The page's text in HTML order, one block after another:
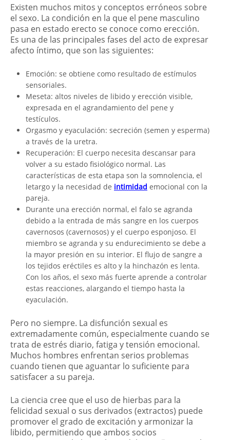
Existen muchos mitos y conceptos erróneos sobre
el sexo. La condición en la que el pene masculino
pasa en estado erecto se conoce como erección.
Es una de las principales fases del acto de expresar
afecto íntimo, que son las siguientes:
Emoción: se obtiene como resultado de estímulos
sensoriales.
Meseta: altos niveles de libido y erección visible,
expresada en el agrandamiento del pene y
testículos.
Orgasmo y eyaculación: secreción (semen y esperma)
a través de la uretra.
Recuperación: El cuerpo necesita descansar para
volver a su estado fisiológico normal. Las
características de esta etapa son la somnolencia, el
letargo y la necesidad de intimidad emocional con la
pareja.
Durante una erección normal, el falo se agranda
debido a la entrada de más sangre en los cuerpos
cavernosos (cavernosos) y el cuerpo esponjoso. El
miembro se agranda y su endurecimiento se debe a
la mayor presión en su interior. El flujo de sangre a
los tejidos eréctiles es alto y la hinchazón es lenta.
Con los años, el sexo más fuerte aprende a controlar
estas reacciones, alargando el tiempo hasta la
eyaculación.
Pero no siempre. La disfunción sexual es
extremadamente común, especialmente cuando se
trata de estrés diario, fatiga y tensión emocional.
Muchos hombres enfrentan serios problemas
cuando tienen que aguantar lo suficiente para
satisfacer a su pareja.
La ciencia cree que el uso de hierbas para la
felicidad sexual o sus derivados (extractos) puede
promover el grado de excitación y armonizar la
libido, permitiendo que ambos socios